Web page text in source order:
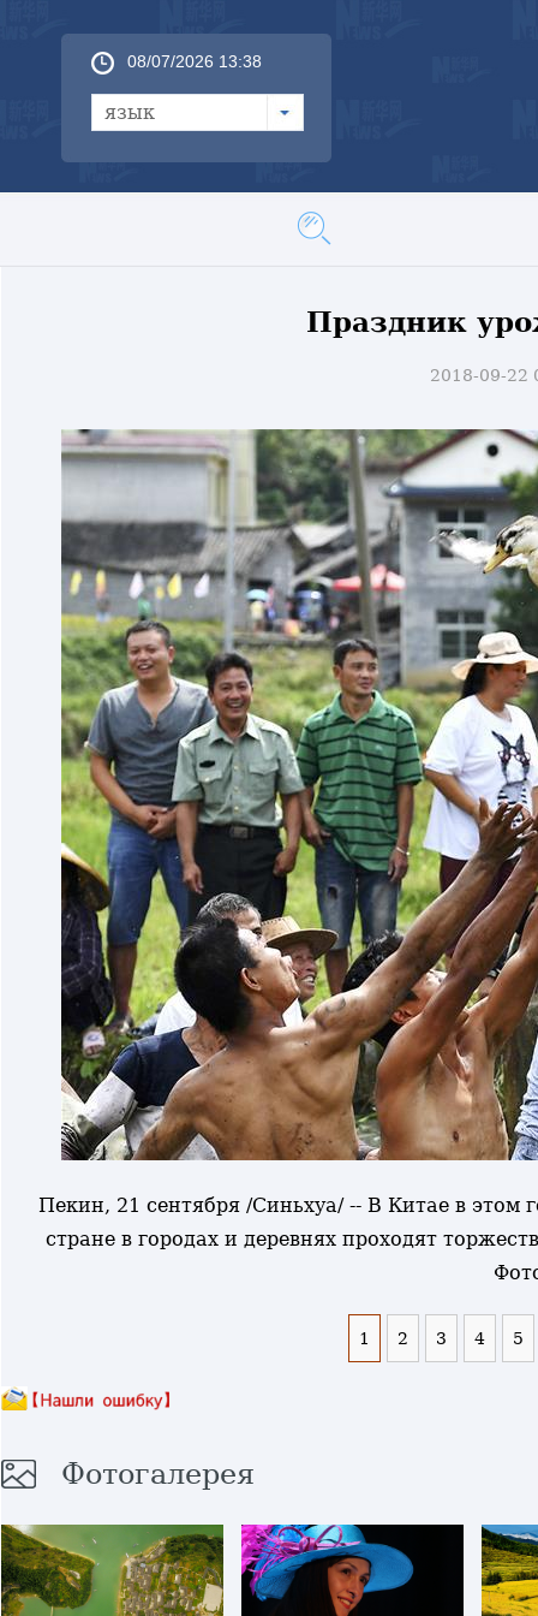
08/07/2026 13:38
язык
Праздник
2018-09-22
Пекин, 21 сентября /Синьхуа/ -- В Китае в этом
стране в городах и деревнях проходят
1 2 3 4 5
Фотогалерея